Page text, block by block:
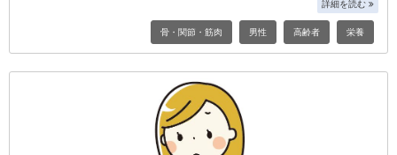
詳細を読む
骨・関節・筋肉 男性 高齢者 栄養